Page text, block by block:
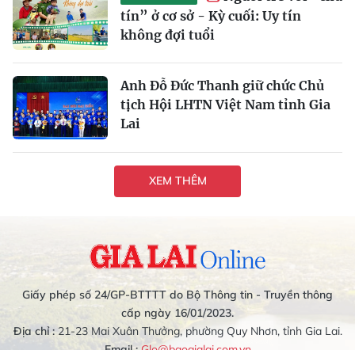
tín” ở cơ sở - Kỳ cuối: Uy tín
không đợi tuổi
Anh Đỗ Đức Thanh giữ chức Chủ
tịch Hội LHTN Việt Nam tỉnh Gia
Lai
XEM THÊM
Giấy phép số 24/GP-BTTTT do Bộ Thông tin - Truyền thông
cấp ngày 16/01/2023.
Địa chỉ :21-23 Mai Xuân Thưởng, phường Quy Nhơn, tỉnh Gia Lai.